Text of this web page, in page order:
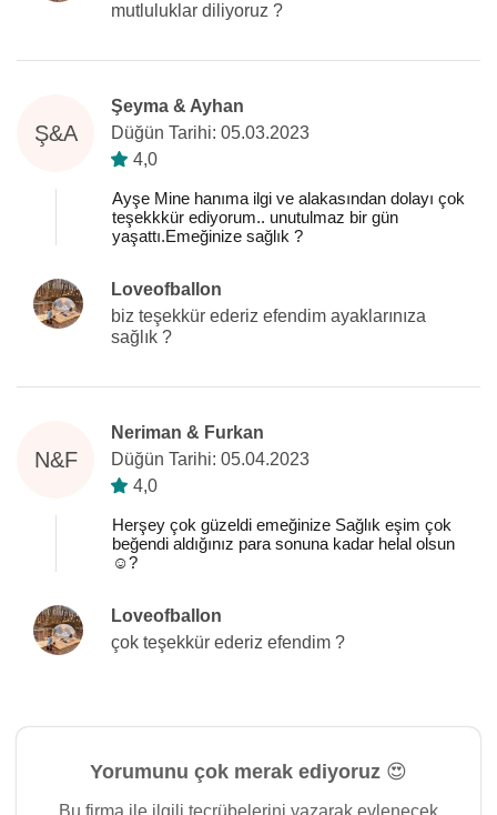
mutluluklar diliyoruz ?
Ş&A
Şeyma & Ayhan
Düğün Tarihi: 05.03.2023
4,0
Ayşe Mine hanıma ilgi ve alakasından dolayı çok
teşekkkür ediyorum.. unutulmaz bir gün
yaşattı.Emeğinize sağlık ?
Loveofballon
biz teşekkür ederiz efendim ayaklarınıza
sağlık ?
N&F
Neriman & Furkan
Düğün Tarihi: 05.04.2023
4,0
Herşey çok güzeldi emeğinize Sağlık eşim çok
beğendi aldığınız para sonuna kadar helal olsun
☺️?
Loveofballon
çok teşekkür ederiz efendim ?
Yorumunu çok merak ediyoruz 😍
Bu firma ile ilgili tecrübelerini yazarak evlenecek